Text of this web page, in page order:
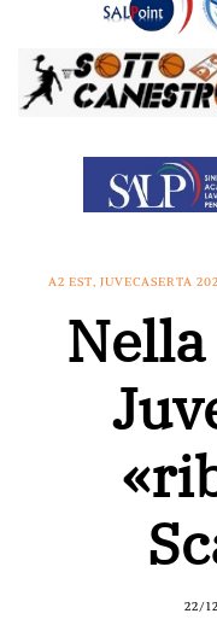
A2 EST, JUVECASERTA
22/